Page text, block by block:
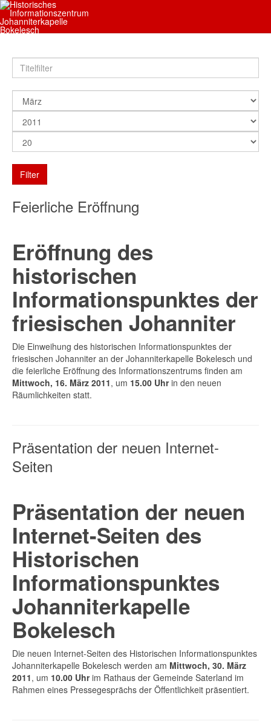
Filter
Feierliche Eröffnung
Eröffnung des
historischen
Informationspunktes der
friesischen Johanniter
Die Einweihung des historischen Informationspunktes der
friesischen Johanniter an der Johanniterkapelle Bokelesch und
die feierliche Eröffnung des Informationszentrums finden am
Mittwoch, 16. März 2011, um 15.00 Uhrin den neuen
Räumlichkeiten statt.
Präsentation der neuen Internet-
Seiten
Präsentation der neuen
Internet-Seiten des
Historischen
Informationspunktes
Johanniterkapelle
Bokelesch
Die neuen Internet-Seiten des Historischen Informationspunktes
Johanniterkapelle Bokelesch werden am Mittwoch, 30. März
2011, um 10.00 Uhrim Rathaus der Gemeinde Saterland im
Rahmen eines Pressegesprächs der Öffentlichkeit präsentiert.